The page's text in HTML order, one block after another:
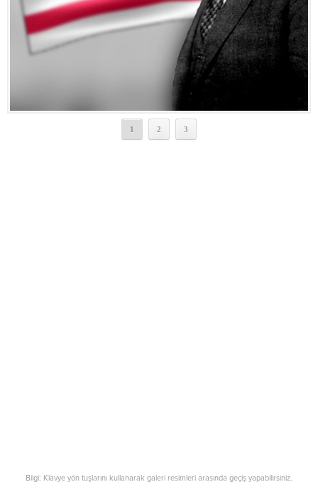
1 2 3
Bilgi: Klavye yön tuşlarını kullanarak galeri resimleri arasında geçiş yapabilirsiniz.